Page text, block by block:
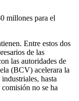
millones para el
Entre estos dos
de las
las autoridades de
(BCV) acelerara la
hasta
no se ha